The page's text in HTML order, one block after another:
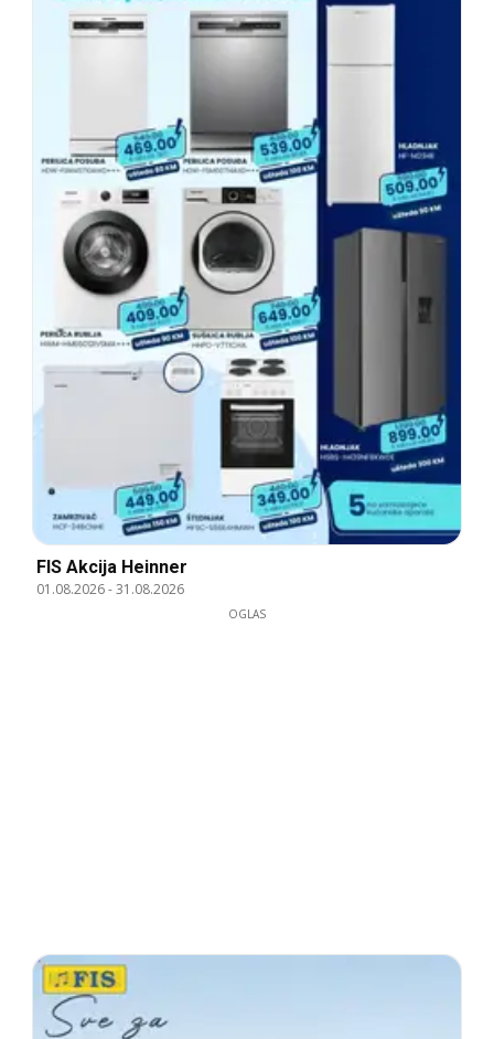
FIS Akcija Heinner
01.08.2026-31.08.2026
OGLAS